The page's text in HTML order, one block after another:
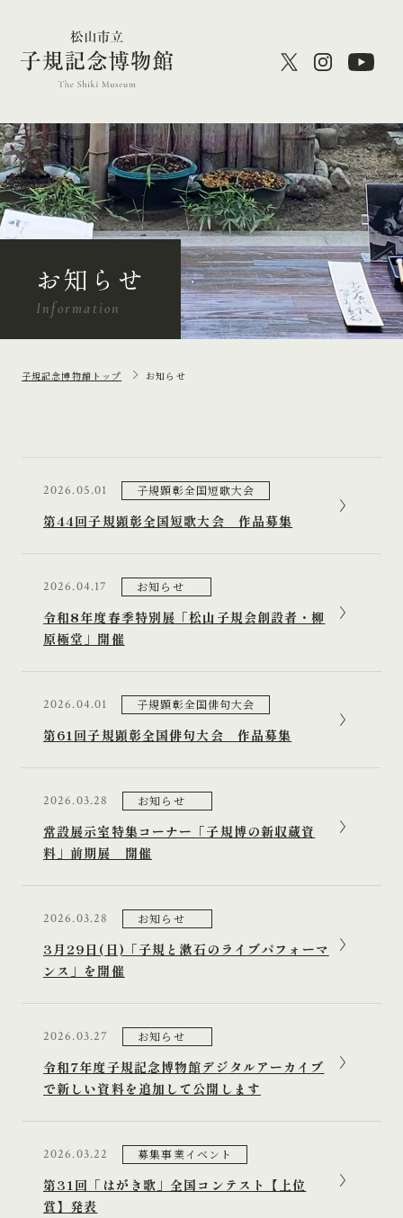
お知らせ
Information
子規記念博物館トップ お知らせ
2026.05.01 子規顕彰全国短歌大会
第44回子規顕彰全国短歌大会 作品募集
2026.04.17 お知らせ
令和8年度春季特別展「松山子規会創設者・柳
原極堂」開催
2026.04.01 子規顕彰全国俳句大会
第61回子規顕彰全国俳句大会 作品募集
2026.03.28 お知らせ
常設展示室特集コーナー「子規博の新収蔵資
料」前期展 開催
2026.03.28 お知らせ
3月29日(日)「子規と漱石のライブパフォーマ
ンス」を開催
2026.03.27 お知らせ
令和7年度子規記念博物館デジタルアーカイブ
で新しい資料を追加して公開します
2026.03.22 募集事業イベント
第31回「はがき歌」全国コンテスト【上位
賞】発表